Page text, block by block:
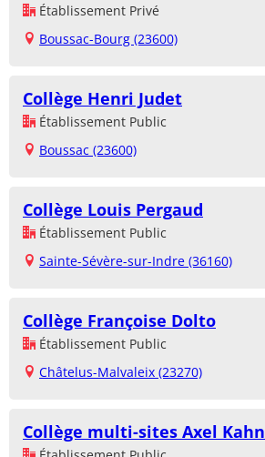
Établissement Privé
Boussac-Bourg (23600)
Collège Henri Judet
Établissement Public
Boussac (23600)
Collège Louis Pergaud
Établissement Public
Sainte-Sévère-sur-Indre (36160)
Collège Françoise Dolto
Établissement Public
Châtelus-Malvaleix (23270)
Collège multi-sites Axel Kahn